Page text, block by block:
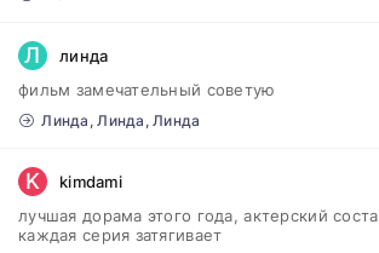
Л линда
фильм замечательный советую
Линда, Линда, Линда
K kimdami
лучшая дорама этого года, актерский
каждая серия затягивает